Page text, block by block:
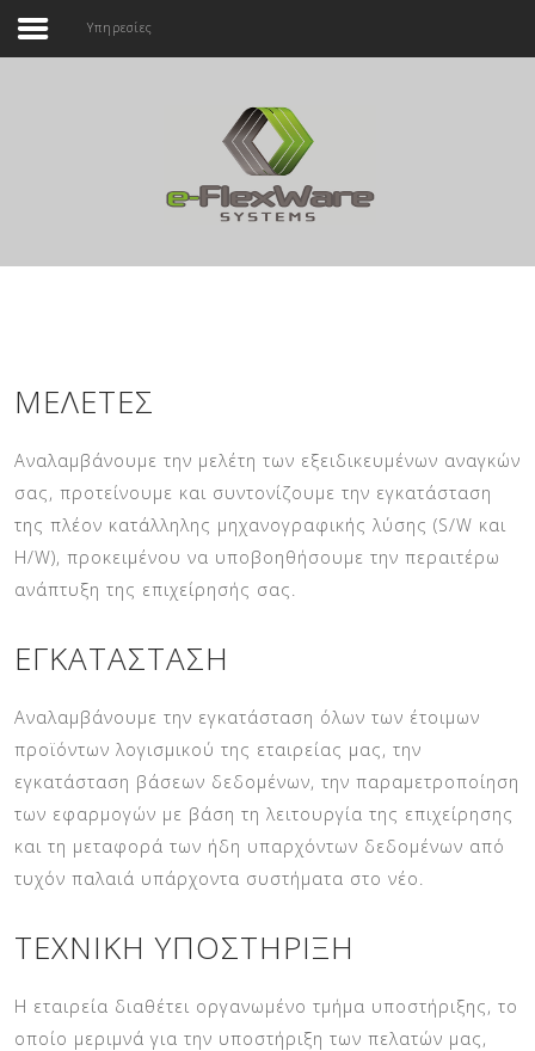
Υπηρεσίες
ΜΕΛΈΤΕΣ
Αναλαμβάνουμε την μελέτη των εξειδικευμένων αναγκών
σας, προτείνουμε και συντονίζουμε την εγκατάσταση
της πλέον κατάλληλης μηχανογραφικής λύσης (S/W και
H/W), προκειμένου να υποβοηθήσουμε την περαιτέρω
ανάπτυξη της επιχείρησής σας.
ΕΓΚΑΤΆΣΤΑΣΗ
Αναλαμβάνουμε την εγκατάσταση όλων των έτοιμων
προϊόντων λογισμικού της εταιρείας μας, την
εγκατάσταση βάσεων δεδομένων, την παραμετροποίηση
των εφαρμογών με βάση τη λειτουργία της επιχείρησης
και τη μεταφορά των ήδη υπαρχόντων δεδομένων από
τυχόν παλαιά υπάρχοντα συστήματα στο νέο.
ΤΕΧΝΙΚΉ ΥΠΟΣΤΉΡΙΞΗ
Η εταιρεία διαθέτει οργανωμένο τμήμα υποστήριξης, το
οποίο μεριμνά για την υποστήριξη των πελατών μας,